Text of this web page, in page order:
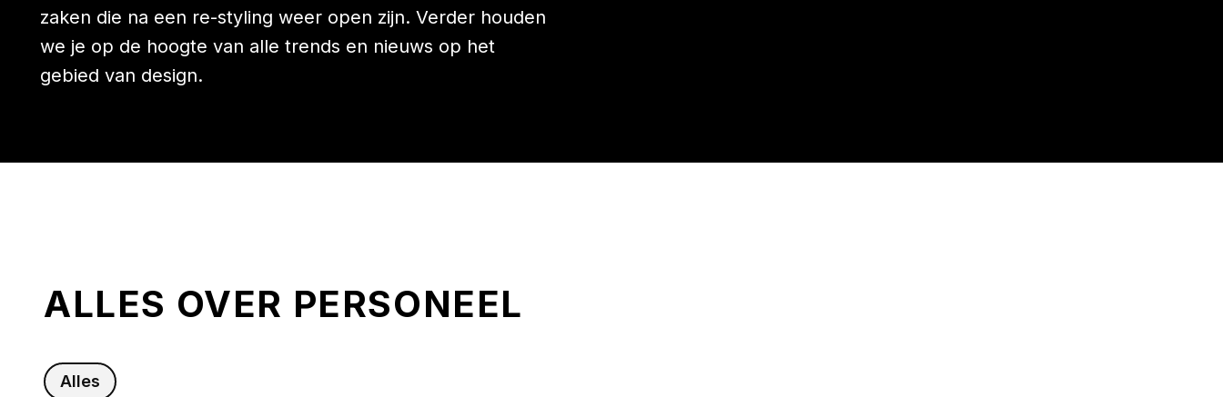
zaken die na een re-styling weer open zijn. Verder houden
we je op de hoogte van alle trends en nieuws op het
gebied van design.
ALLES OVER PERSONEEL
Alles